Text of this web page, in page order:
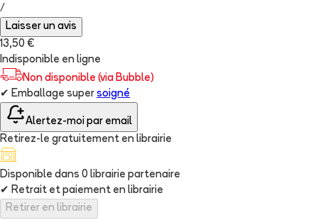
/
Laisser un avis
13,50 €
Indisponible en ligne
Non disponible (via Bubble)
✔ Emballage super soigné
Alertez-moi par email
Retirez-le gratuitement en librairie
Disponible dans 0 librairie partenaire
✔ Retrait et paiement en librairie
Retirer en librairie